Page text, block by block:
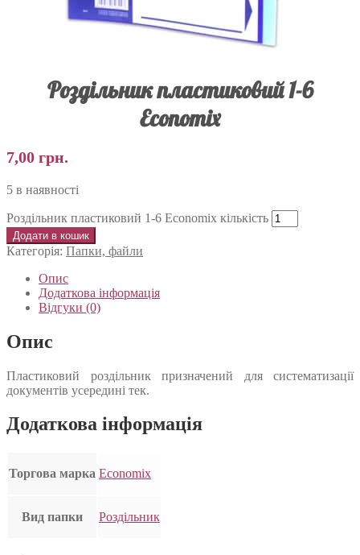
Роздільник пластиковий 1-6
Economix
7,00 грн.
5 в наявності
Роздільник пластиковий 1-6 Economix кількість
Додати в кошик
Категорія: Папки, файли
Опис
Додаткова інформація
Відгуки (0)
Опис
Пластиковий роздільник призначений для систематизації
документів усередині тек.
Додаткова інформація
Торгова марка Economix
Вид папки Роздільник